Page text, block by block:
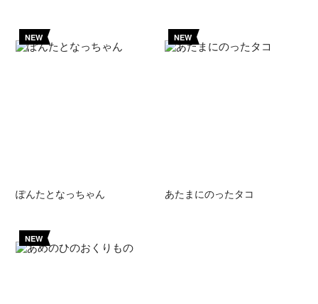
NEW
ぽんたとなっちゃん
NEW
あたまにのったタコ
NEW